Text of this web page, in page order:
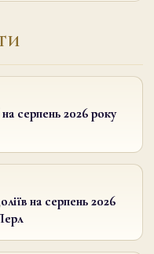
серпень 2026 року
на серпень 2026